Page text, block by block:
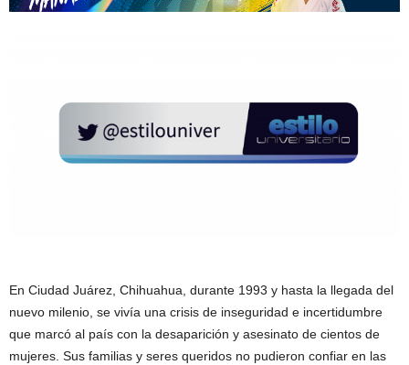
En Ciudad Juárez, Chihuahua, durante 1993 y hasta la llegada del
nuevo milenio, se vivía una crisis de inseguridad e incertidumbre
que marcó al país con la desaparición y asesinato de cientos de
mujeres. Sus familias y seres queridos no pudieron confiar en las